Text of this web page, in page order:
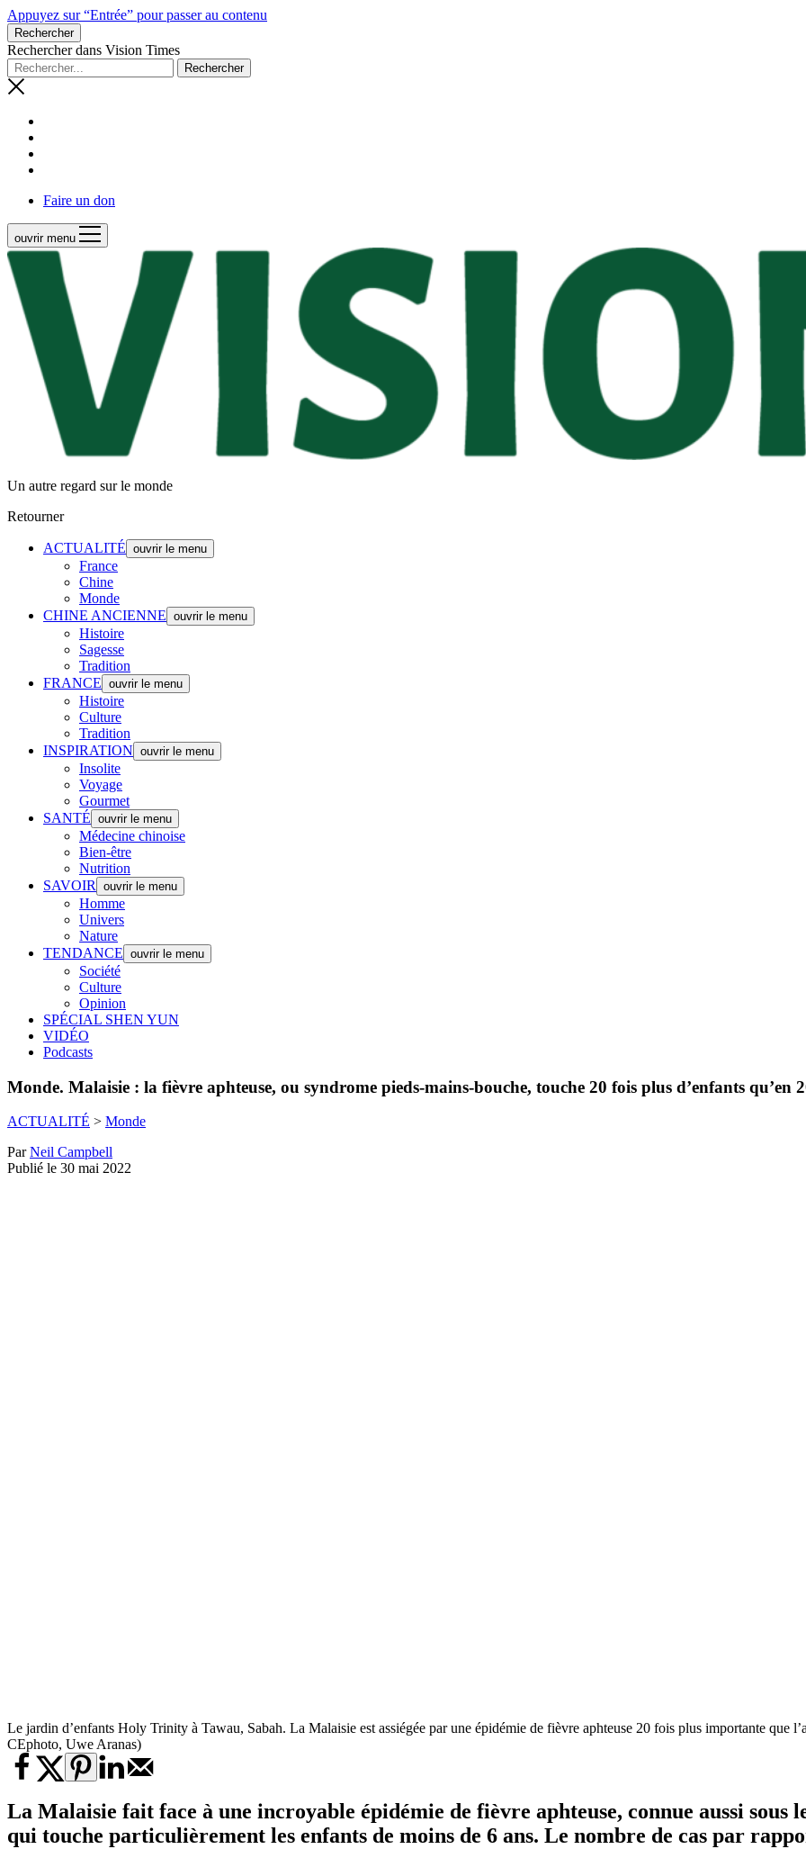
Appuyez sur “Entrée” pour passer au contenu
Rechercher
Rechercher dans Vision Times
Faire un don
ouvrir menu
Un autre regard sur le monde
Retourner
ACTUALITÉ ouvrir le menu
France
Chine
Monde
CHINE ANCIENNE ouvrir le menu
Histoire
Sagesse
Tradition
FRANCE ouvrir le menu
Histoire
Culture
Tradition
INSPIRATION ouvrir le menu
Insolite
Voyage
Gourmet
SANTÉ ouvrir le menu
Médecine chinoise
Bien-être
Nutrition
SAVOIR
ouvrir le menu
Homme
Univers
Nature
TENDANCE ouvrir le menu
Société
Culture
Opinion
SPÉCIAL SHEN YUN
VIDÉO
Podcasts
Monde. Malaisie : la fièvre aphteuse, ou syndrome pieds-mains-bouche, touche 20 fois plus d’enfants qu’en
ACTUALITÉ > Monde
ParNeil Campbell
Publié le 30 mai 2022
Le jardin d’enfants Holy Trinity à Tawau, Sabah. La Malaisie est assiégée par une épidémie de fièvre aphteuse 20 fois plus importante que
CEphoto, Uwe Aranas)
La Malaisie fait face à une incroyable épidémie de fièvre aphteuse, connue aussi sous
qui touche particulièrement les enfants de moins de 6 ans. Le nombre de cas par